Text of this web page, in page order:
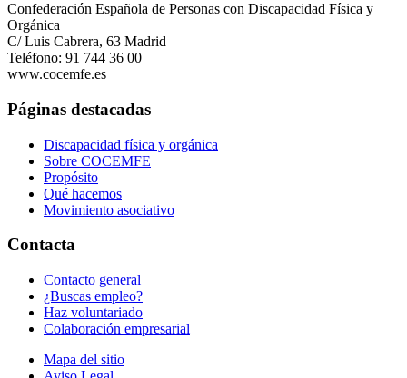
Confederación Española de Personas con Discapacidad Física y
Orgánica
C/ Luis Cabrera, 63 Madrid
Teléfono: 91 744 36 00
www.cocemfe.es
Páginas destacadas
Discapacidad física y orgánica
Sobre COCEMFE
Propósito
Qué hacemos
Movimiento asociativo
Contacta
Contacto general
¿Buscas empleo?
Haz voluntariado
Colaboración empresarial
Mapa del sitio